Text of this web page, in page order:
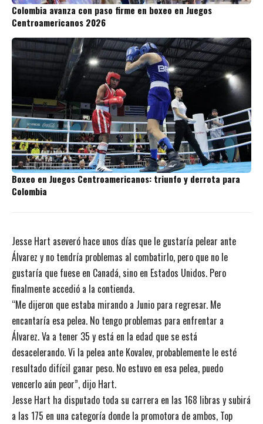
Colombia avanza con paso firme en boxeo en Juegos
Centroamericanos 2026
Boxeo en Juegos Centroamericanos: triunfo y derrota para
Colombia
Jesse Hart aseveró hace unos días que le gustaría pelear ante
Álvarez y no tendría problemas al combatirlo, pero que no le
gustaría que fuese en Canadá, sino en Estados Unidos. Pero
finalmente accedió a la contienda.
“Me dijeron que estaba mirando a Junio para regresar. Me
encantaría esa pelea. No tengo problemas para enfrentar a
Álvarez. Va a tener 35 y está en la edad que se está
desacelerando. Vi la pelea ante Kovalev, probablemente le esté
resultado difícil ganar peso. No estuvo en esa pelea, puedo
vencerlo aún peor”, dijo Hart.
Jesse Hart ha disputado toda su carrera en las 168 libras y subirá
a las 175 en una categoría donde la promotora de ambos, Top